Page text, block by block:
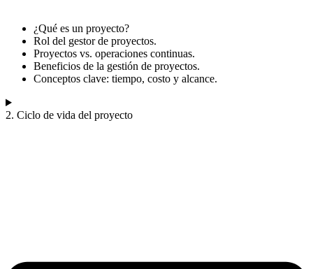
¿Qué es un proyecto?
Rol del gestor de proyectos.
Proyectos vs. operaciones continuas.
Beneficios de la gestión de proyectos.
Conceptos clave: tiempo, costo y alcance.
2. Ciclo de vida del proyecto